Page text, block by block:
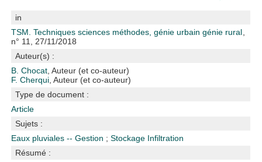
in
TSM. Techniques sciences méthodes, génie urbain génie rural
n° 11, 27/11/2018
Auteur(s) :
B. Chocat , Auteur (et co-auteur)
F. Cherqui , Auteur (et co-auteur)
Type de document :
Article
Sujets :
Eaux pluviales -- Gestion ;Stockage Infiltration
Résumé :